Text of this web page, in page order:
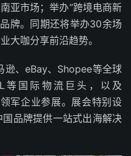
亚市场；举办”跨境电商新
牌。同期还将举办30余场
大咖分享前沿趋势。
逊、eBay、Shopee等全球
等国际物流巨头，以及
军企业参展。展会特别设
国品牌提供一站式出海解决